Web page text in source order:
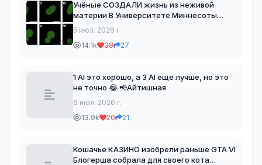
Учёные СОЗДАЛИ жизнь из неживой
материи В Университете Миннесоты
создали SpudCell — синтетическую
выполнять ключевые функции живой
5 июл. 2026 г.
14.1k
38 27
1 AI это хорошо, а 3 AI еще лучше, но это
не точно 😂 📢Айтишная
6 июл. 2026 г.
13.9k
20 21
Кошачье КАЗИНО изобрели раньше GTA VI
Блогерша собрала для своего кота